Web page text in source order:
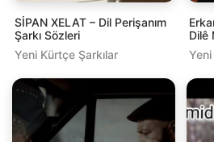
SİPAN XELAT – Dil Perişanım
Şarkı Sözleri
Yeni Kürtçe Şarkılar
Dilê